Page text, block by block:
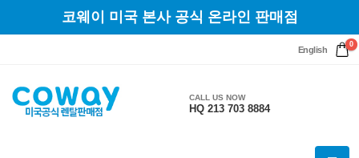
코웨이 미국 본사 공식 온라인 판매점
English
0
CALL US NOW
HQ 213 703 8884